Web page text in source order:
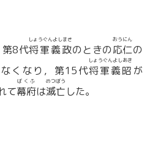
第8代将軍義政
しょうぐんよしまさ
のときの応仁
おうにん
の
くなり，第15代将軍義昭
しょうぐんよしあき
が
て幕府
ばくふ
は滅亡
めつぼう
した。